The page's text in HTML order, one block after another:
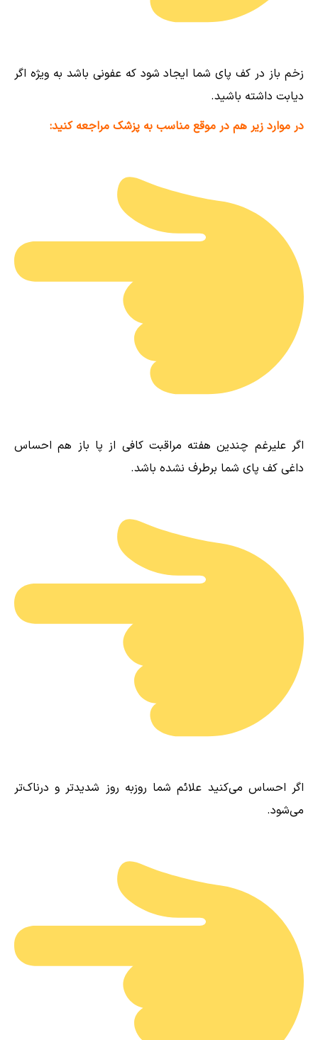
زخم باز در کف پای شما ایجاد شود که عفونی باشد به ویژه اگر
دیابت داشته باشید.
در موارد زیر هم در موقع مناسب به پزشک مراجعه کنید:
اگر علیرغم چندین هفته مراقبت کافی از پا باز هم احساس
داغی کف پای شما برطرف نشده باشد.
اگر احساس می‌کنید علائم شما روزبه روز شدیدتر و درناک‌تر
می‌شود.